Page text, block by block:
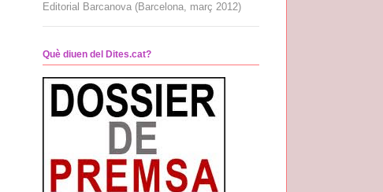
Editorial Barcanova (Barcelona, març 2012)
Què diuen del Dites.cat?